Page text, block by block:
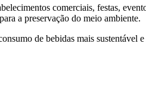
comerciais, festas,
a preservação do meio ambiente.
de bebidas mais sustentável